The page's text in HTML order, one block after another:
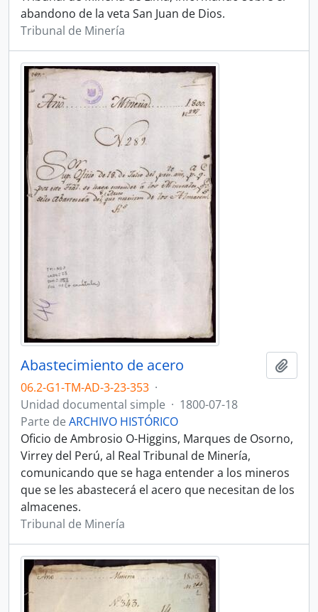
abandono de la veta San Juan de Dios.
Tribunal de Minería
Abastecimiento de acero
06.2-G1-TM-AD-3-23-353 ·
Unidad documental simple · 1800-07-18
Parte de ARCHIVO HISTÓRICO
Oficio de Ambrosio O-Higgins, Marques de Osorno,
Virrey del Perú, al Real Tribunal de Minería,
comunicando que se haga entender a los mineros
que se les abastecerá el acero que necesitan de los
almacenes.
Tribunal de Minería